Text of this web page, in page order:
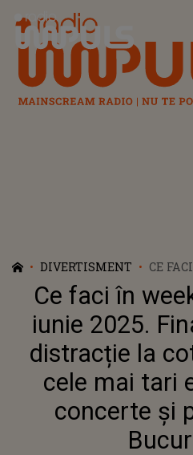
Radio Impuls
DIVERTISMENT
CE
IUNIE
CELE
Ce faci în
iunie 2025.
distracție la
cele mai tari
concerte și